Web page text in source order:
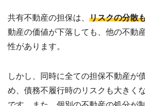
408 ／
9:00〜
18:00
ンロ
ード
（無
料）
サー
共有不動産の担保は、 リスクの分散
動産の価値が下落しても、他の不動
性があります。
しかし、同時に全ての担保不動産が
め、債務不履行時のリスクも大きく